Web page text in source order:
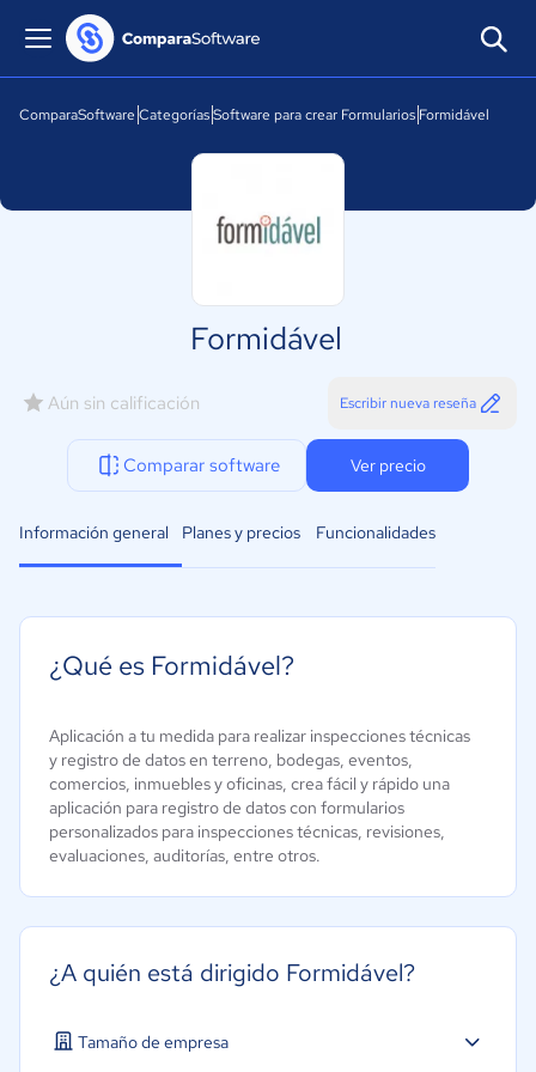
ComparaSoftware CategoríasSoftware para crear Formularios Formidável
Formidável
Aún sin calificación Escribir nueva reseña
Comparar software Ver precio
Información general Planes y precios Funcionalidades
¿Qué es Formidável?
Aplicación a tu medida para realizar inspecciones técnicas
y registro de datos en terreno, bodegas, eventos,
comercios, inmuebles y oficinas, crea fácil y rápido una
aplicación para registro de datos con formularios
personalizados para inspecciones técnicas, revisiones,
evaluaciones, auditorías, entre otros.
¿A quién está dirigido Formidável?
Tamaño de empresa